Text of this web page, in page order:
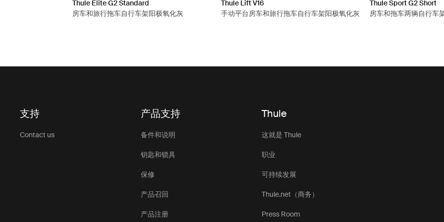
Thule Elite G2 Standard
房车和旅行拖车自行车架阳极氧化灰
Thule Lift V16
手动平台房车和旅行拖车自行车架阳极氧化灰
Thule Sport G2 Short
房车和拖车两辆自行车
支持
Contact us
产品支持
备件和说明
钥匙和锁具
保修
产品召回
产品注册
Thule
这就是 Thule
职业
可持续发展
Thule.net（商务）
Press Room